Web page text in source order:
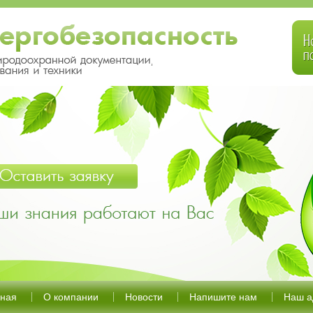
О компании Новости Напишите нам Наш